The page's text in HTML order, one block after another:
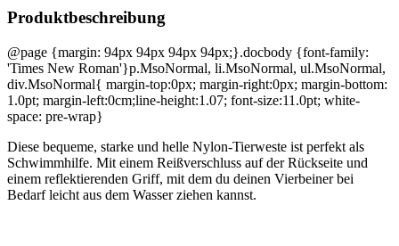
Produktbeschreibung
@page {margin: 94px 94px 94px 94px;}.docbody {font-family:
'Times New Roman'}p.MsoNormal, li.MsoNormal, ul.MsoNormal,
div.MsoNormal{ margin-top:0px; margin-right:0px; margin-bottom:
1.0pt; margin-left:0cm;line-height:1.07; font-size:11.0pt; white-
space: pre-wrap}
Diese bequeme, starke und helle Nylon-Tierweste ist perfekt als
Schwimmhilfe. Mit einem Reißverschluss auf der Rückseite und
einem reflektierenden Griff, mit dem du deinen Vierbeiner bei
Bedarf leicht aus dem Wasser ziehen kannst.